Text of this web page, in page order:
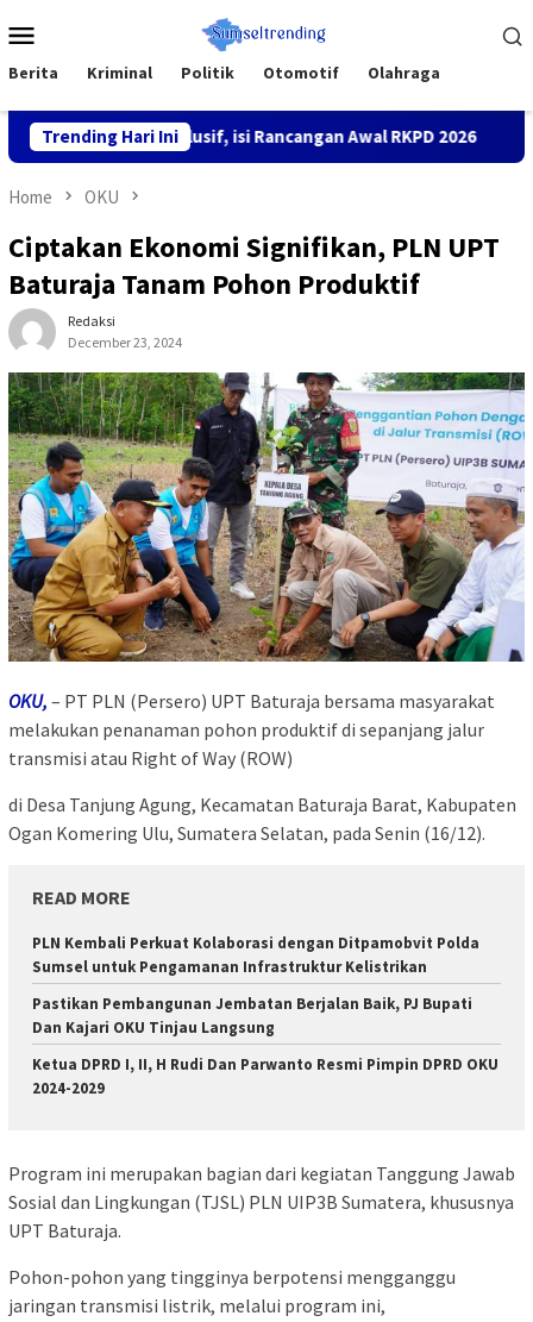
to
contentMenu
Berita Kriminal Politik Otomotif Olahraga
Trending Hari Ini
Inklusif, isi Rancangan Awal RKPD 2026 Gaji TKK di
Home OKU
Ciptakan Ekonomi Signifikan, PLN UPT
Baturaja Tanam Pohon Produktif
Redaksi
December 23, 2024
OKU, – PT PLN (Persero) UPT Baturaja bersama masyarakat
melakukan penanaman pohon produktif di sepanjang jalur
transmisi atau Right of Way (ROW)
di Desa Tanjung Agung, Kecamatan Baturaja Barat, Kabupaten
Ogan Komering Ulu, Sumatera Selatan, pada Senin (16/12).
READ MORE
PLN Kembali Perkuat Kolaborasi dengan Ditpamobvit Polda
Sumsel untuk Pengamanan Infrastruktur Kelistrikan
Pastikan Pembangunan Jembatan Berjalan Baik, PJ Bupati
Dan Kajari OKU Tinjau Langsung
Ketua DPRD I, II, H Rudi Dan Parwanto Resmi Pimpin DPRD OKU
2024-2029
Program ini merupakan bagian dari kegiatan Tanggung Jawab
Sosial dan Lingkungan (TJSL) PLN UIP3B Sumatera, khususnya
UPT Baturaja.
Pohon-pohon yang tingginya berpotensi mengganggu
jaringan transmisi listrik, melalui program ini,